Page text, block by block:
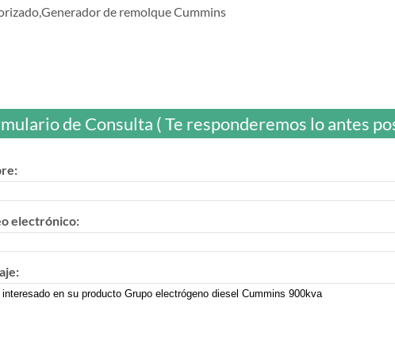
de remolque Cummins
de Consulta ( Te responderemos lo antes
electrónico: